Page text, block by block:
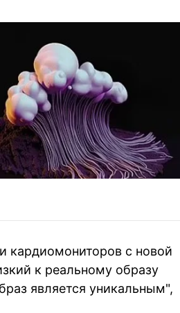
кардиомониторов с новой
к реальному образу
является уникальным",